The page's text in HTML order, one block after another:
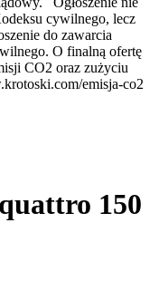
cywilnego, lecz
do zawarcia
O finalną ofertę
CO2 oraz zużyciu
emisja-co2
150